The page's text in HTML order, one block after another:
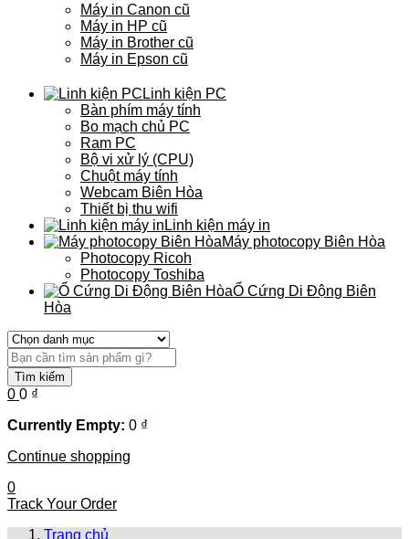
Máy in Canon cũ
Máy in HP cũ
Máy in Brother cũ
Máy in Epson cũ
Linh kiện PC
Bàn phím máy tính
Bo mạch chủ PC
Ram PC
Bộ vi xử lý (CPU)
Chuột máy tính
Webcam Biên Hòa
Thiết bị thu wifi
Linh kiện máy in
Máy photocopy Biên Hòa
Photocopy Ricoh
Photocopy Toshiba
Ổ Cứng Di Động Biên
Hòa
Tìm kiếm
0 0 ₫
Currently Empty: 0 ₫
Continue shopping
0
Track Your Order
Trang chủ